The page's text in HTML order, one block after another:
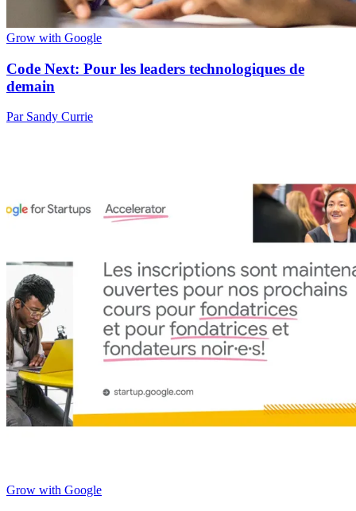
Grow with Google
Code Next: Pour les leaders technologiques de
demain
Par Sandy Currie
Grow with Google